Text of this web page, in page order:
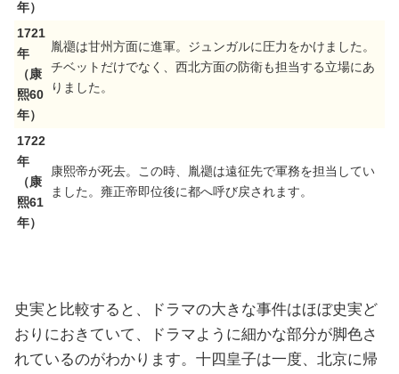
年）
1721
年
（康
熙60
年）
胤禵は甘州方面に進軍。ジュンガルに圧力をかけました。
チベットだけでなく、西北方面の防衛も担当する立場にあ
りました。
1722
年
（康
熙61
年）
康熙帝が死去。この時、胤禵は遠征先で軍務を担当してい
ました。雍正帝即位後に都へ呼び戻されます。
史実と比較すると、ドラマの大きな事件はほぼ史実ど
おりにおきていて、ドラマように細かな部分が脚色さ
れているのがわかります。十四皇子は一度、北京に帰